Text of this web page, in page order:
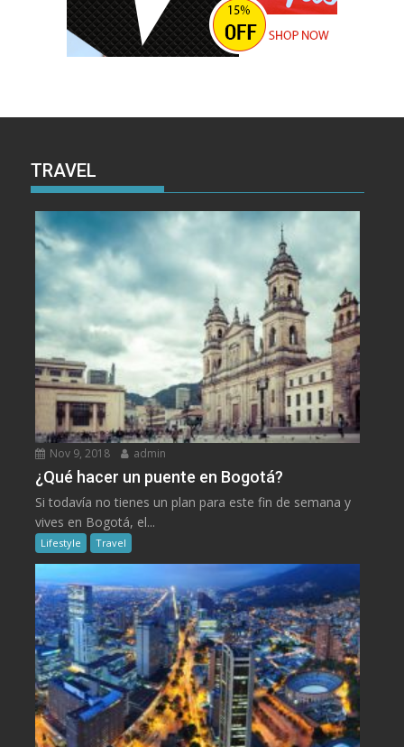
TRAVEL
Nov 9, 2018 admin
¿Qué hacer un puente en Bogotá?
Si todavía no tienes un plan para este fin de semana y
vives en Bogotá, el...
Lifestyle Travel